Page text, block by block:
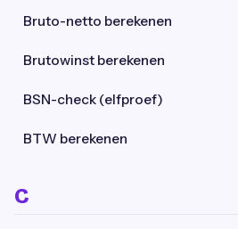
Bruto-netto berekenen
Brutowinst berekenen
BSN-check (elfproef)
BTW berekenen
C